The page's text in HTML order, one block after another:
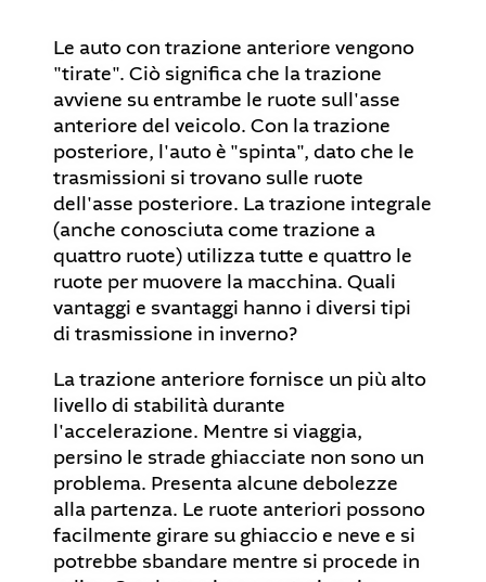
Le auto con trazione anteriore vengono
"tirate". Ciò significa che la trazione
avviene su entrambe le ruote sull'asse
anteriore del veicolo. Con la trazione
posteriore, l'auto è "spinta", dato che le
trasmissioni si trovano sulle ruote
dell'asse posteriore. La trazione integrale
(anche conosciuta come trazione a
quattro ruote) utilizza tutte e quattro le
ruote per muovere la macchina. Quali
vantaggi e svantaggi hanno i diversi tipi
di trasmissione in inverno?
La trazione anteriore fornisce un più alto
livello di stabilità durante
l'accelerazione. Mentre si viaggia,
persino le strade ghiacciate non sono un
problema. Presenta alcune debolezze
alla partenza. Le ruote anteriori possono
facilmente girare su ghiaccio e neve e si
potrebbe sbandare mentre si procede in